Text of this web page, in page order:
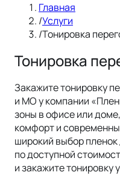
Главная
/Услуги
/Тонировка
Тонировка
Закажите тонировку
и МО у компании
зоны в офисе или
комфорт и
широкий выбор
по доступной
и закажите тонировку